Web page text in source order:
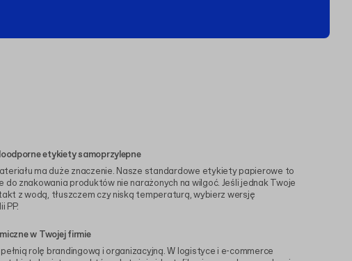
etykiety samoprzylepne
ma duże znaczenie. Nasze standardowe etykiety papierowe to
do znakowania produktów nie narażonych na wilgoć. Jeśli jednak Twoje
z wodą, tłuszczem czy niską temperaturą, wybierz wersję
PP.
w Twojej firmie
rolę brandingową i organizacyjną. W logistyce i e-commerce